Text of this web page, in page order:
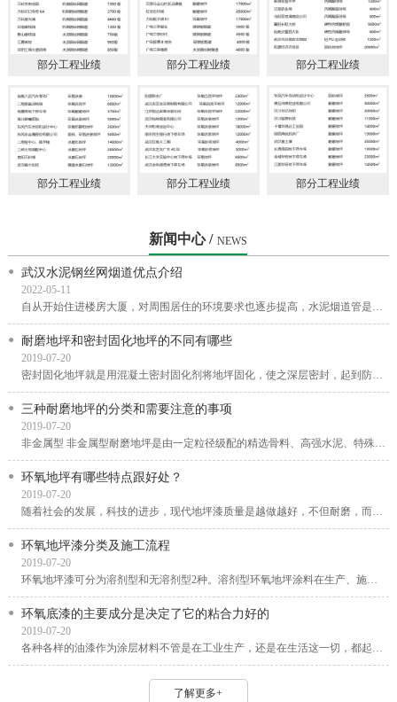
部分工程业绩 部分工程业绩 部分工程业绩
部分工程业绩 部分工程业绩 部分工程业绩
新闻中心 / NEWS
武汉水泥钢丝网烟道优点介绍
2022-05-11
自从开始住进楼房大厦，对周围居住的环境要求也逐步提高，水泥烟道管是一种安装在室内的...
耐磨地坪和密封固化地坪的不同有哪些
2019-07-20
密封固化地坪就是用混凝土密封固化剂将地坪固化，使之深层密封，起到防渗漏、防风化、防...
三种耐磨地坪的分类和需要注意的事项
2019-07-20
非金属型 非金属型耐磨地坪是由一定粒径级配的精选骨料、高强水泥、特殊外加剂、颜料及聚...
环氧地坪有哪些特点跟好处？
2019-07-20
随着社会的发展，科技的进步，现代地坪漆质量是越做越好，不但耐磨，而且还不容易老化，...
环氧地坪漆分类及施工流程
2019-07-20
环氧地坪漆可分为溶剂型和无溶剂型2种。溶剂型环氧地坪涂料在生产、施工和固化过程中会排...
环氧底漆的主要成分是决定了它的粘合力好的
2019-07-20
各种各样的油漆作为涂层材料不管是在工业生产，还是在生活这一切，都起到了重要大的功效...
了解更多+